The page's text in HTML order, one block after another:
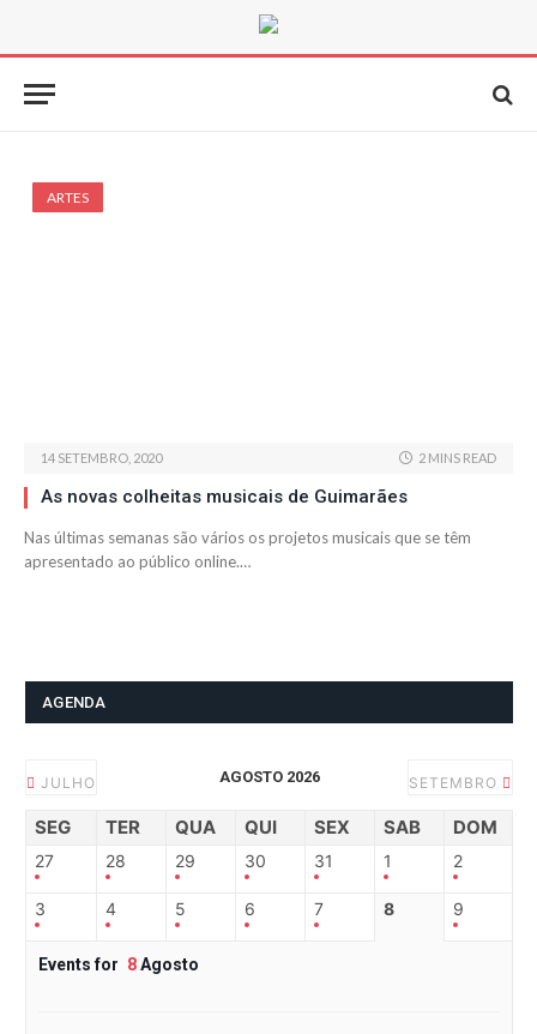
ARTES
14 SETEMBRO, 2020 2 MINS READ
As novas colheitas musicais de Guimarães
Nas últimas semanas são vários os projetos musicais que se têm
apresentado ao público online.…
AGENDA
JULHO AGOSTO 2026 SETEMBRO
SEG TER QUA QUI SEX SAB DOM
27 28 29 30 31 1 2
3 4 5 6 7 8 9
Events for 8Agosto